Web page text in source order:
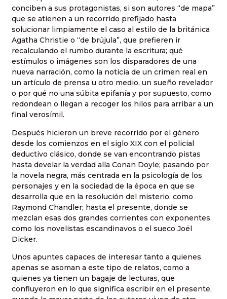
conciben a sus protagonistas, si son autores “de mapa”
que se atienen a un recorrido prefijado hasta
solucionar limpiamente el caso al estilo de la británica
Agatha Christie o “de brújula”, que prefieren ir
recalculando el rumbo durante la escritura; qué
estímulos o imágenes son los disparadores de una
nueva narración, como la noticia de un crimen real en
un artículo de prensa u otro medio, un sueño revelador
o por qué no una súbita epifanía y por supuesto, como
redondean o llegan a recoger los hilos para arribar a un
final verosímil.
Después hicieron un breve recorrido por el género
desde los comienzos en el siglo XIX con el policial
deductivo clásico, donde se van encontrando pistas
hasta develar la verdad alla Conan Doyle; pasando por
la novela negra, más centrada en la psicología de los
personajes y en la sociedad de la época en que se
desarrolla que en la resolución del misterio, como
Raymond Chandler; hasta el presente, donde se
mezclan esas dos grandes corrientes con exponentes
como los novelistas escandinavos o el sueco Joël
Dicker.
Unos apuntes capaces de interesar tanto a quienes
apenas se asoman a este tipo de relatos, como a
quienes ya tienen un bagaje de lecturas, que
confluyeron en lo que significa escribir en el presente,